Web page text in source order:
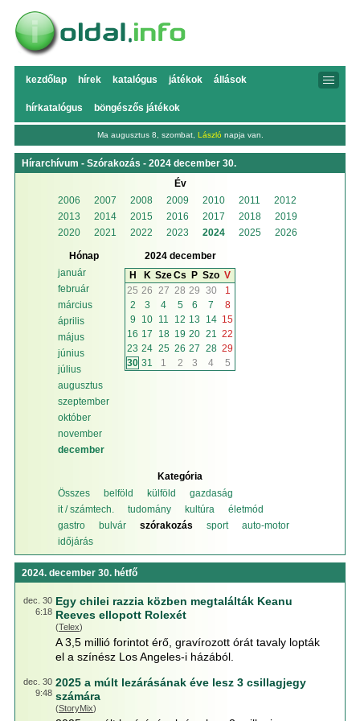
kezdőlap hírek katalógus játékok állások
hírkatalógus böngészős játékok
Ma augusztus 8, szombat, László napja van.
Hírarchívum - Szórakozás - 2024 december 30.
Év
2006
2007 2008 2009 2010 2011
2012
2013
2014 2015 2016 2017 2018
2019
2020
2021 2022 2023 2024 2025 2026
Hónap
január
február
március
április
május
június
július
augusztus
szeptember
október
november
december
2024 december
H
K SzeCs P Szo V
25 26 27 28 29 30
1
2
3 4 5 6 7
8
9
10 11 12 13 14 15
16 17 18 19 20 21
22
23 24 25 26 27 28 29
30 31 1 2 3 4 5
Kategória
Összes
belföld külföld
gazdaság
it / számtech.
tudomány kultúra
életmód
gastro
bulvár szórakozás sport
auto-motor
időjárás
2024. december 30. hétfő
dec. 30
6:18
Egy chilei razzia közben megtalálták Keanu
Reeves ellopott Rolexét
(Telex)
A 3,5 millió forintot érő, gravírozott órát tavaly lopták
el a színész Los Angeles-i házából.
dec. 30
9:48
2025 a múlt lezárásának éve lesz 3 csillagjegy
számára
(StoryMix)